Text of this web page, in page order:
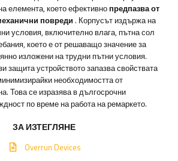
елемента, което ефективно предпазва от
повреди . Корпусът издържа на
условия, включително влага, пътна сол
което е от решаващо значение за
изложени на трудни пътни условия.
защита устройството запазва свойствата
необходимостта от
Това се изразява в дългосрочни
по време на работа на ремаркето.
ЗА ИЗТЕГЛЯНЕ
Overrun Devices